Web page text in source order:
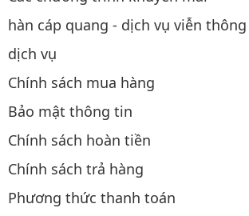
hàn cáp quang - dịch vụ viễn thông
dịch vụ
Chính sách mua hàng
Bảo mật thông tin
Chính sách hoàn tiền
Chính sách trả hàng
Phương thức thanh toán